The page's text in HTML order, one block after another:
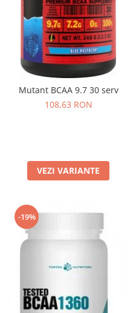
Mutant BCAA 9.7 30 serv
108,63 RON
VEZI VARIANTE
-19%